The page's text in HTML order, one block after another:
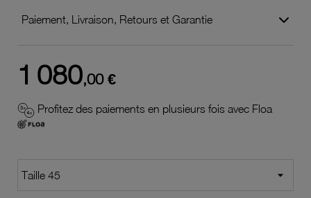
Paiement, Livraison, Retours et Garantie
1 080,00 €
Profitez des paiements en plusieurs fois avec Floa